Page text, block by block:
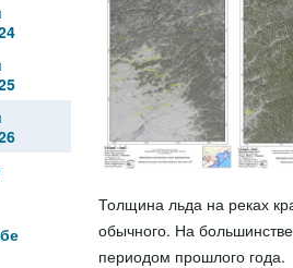
Толщина льда на реках
обычного. На
периодом прошлого года.